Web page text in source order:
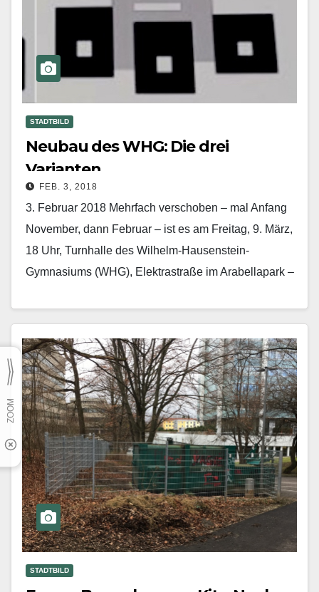
STADTBILD
Neubau des WHG: Die drei
Varianten
FEB. 3, 2018
3. Februar 2018 Mehrfach verschoben – mal Anfang
November, dann Februar – ist es am Freitag, 9. März,
18 Uhr, Turnhalle des Wilhelm-Hausenstein-
Gymnasiums (WHG), Elektrastraße im Arabellapark –
Mehr erfahren
STADTBILD